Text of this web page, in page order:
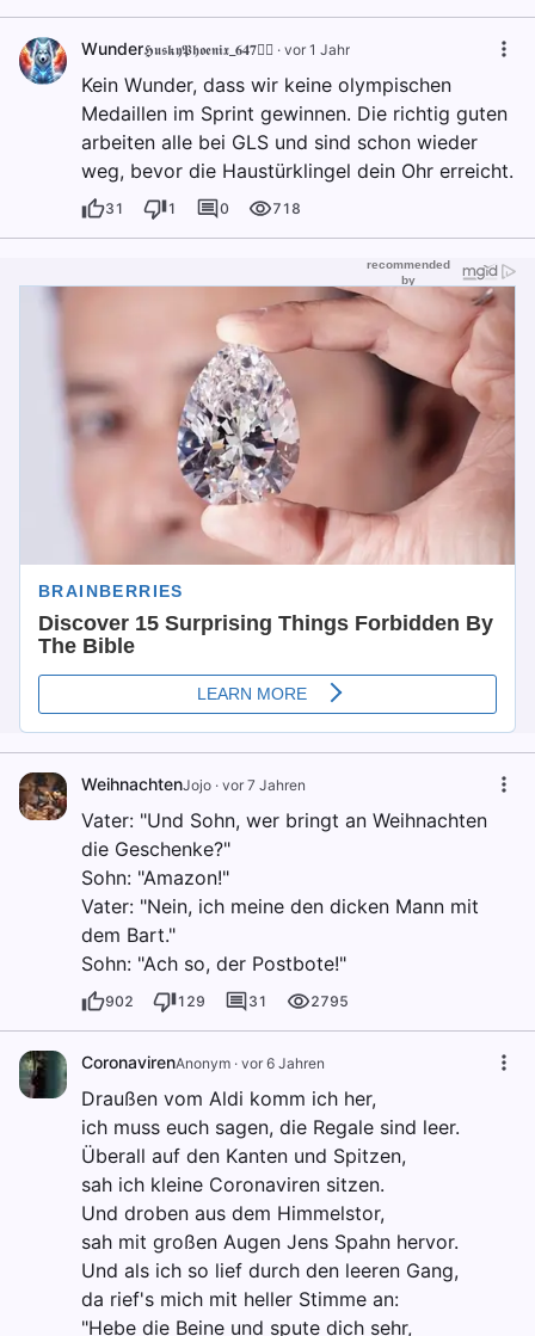
Wunder𝕳𝖚𝖘𝖐𝖞𝕻𝖍𝖔𝖊𝖓𝖎𝖝_𝟔𝟒𝟕🐦‍🔥 · vor 1 Jahr
Kein Wunder, dass wir keine olympischen
Medaillen im Sprint gewinnen. Die richtig guten
arbeiten alle bei GLS und sind schon wieder
weg, bevor die Haustürklingel dein Ohr erreicht.
31 1 0 718
WeihnachtenJojo · vor 7 Jahren
Vater: "Und Sohn, wer bringt an Weihnachten
die Geschenke?"
Sohn: "Amazon!"
Vater: "Nein, ich meine den dicken Mann mit
dem Bart."
Sohn: "Ach so, der Postbote!"
902 129 31 2795
CoronavirenAnonym · vor 6 Jahren
Draußen vom Aldi komm ich her,
ich muss euch sagen, die Regale sind leer.
Überall auf den Kanten und Spitzen,
sah ich kleine Coronaviren sitzen.
Und droben aus dem Himmelstor,
sah mit großen Augen Jens Spahn hervor.
Und als ich so lief durch den leeren Gang,
da rief's mich mit heller Stimme an:
"Hebe die Beine und spute dich sehr,